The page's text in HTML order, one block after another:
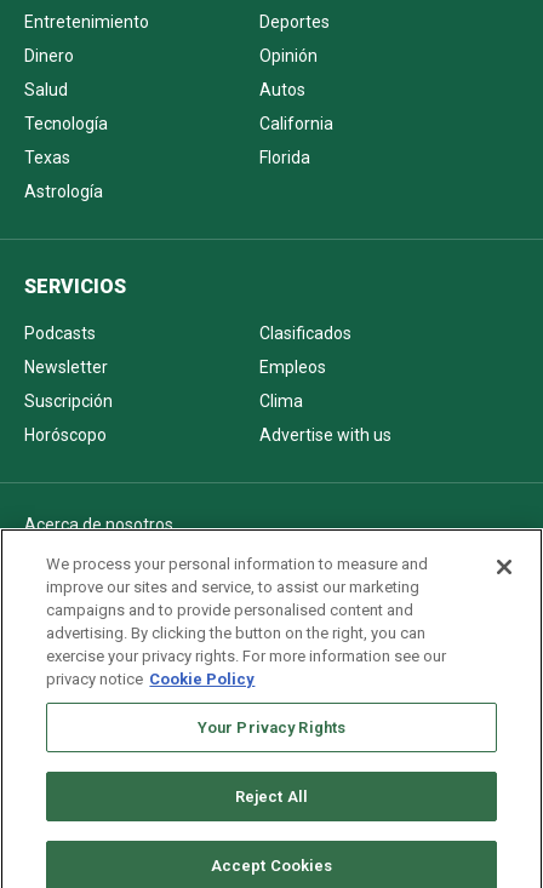
Entretenimiento
Deportes
Dinero
Opinión
Salud
Autos
Tecnología
California
Texas
Florida
Astrología
SERVICIOS
Podcasts
Clasificados
Newsletter
Empleos
Suscripción
Clima
Horóscopo
Advertise with us
Acerca de nosotros
Politica de privacidad
Pautas Editoriales
AdChoices
Advertise with us
Newsletters
We process your personal information to measure and
improve our sites and service, to assist our marketing
campaigns and to provide personalised content and
advertising. By clicking the button on the right, you can
exercise your privacy rights. For more information see our
privacy notice Cookie Policy
Your Privacy Rights
Reject All
Accept Cookies